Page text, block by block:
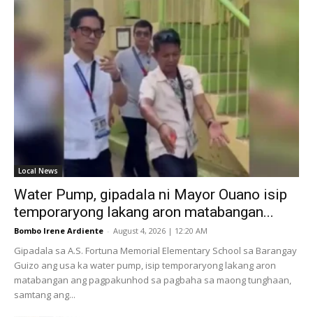
Local News
Water Pump, gipadala ni Mayor Ouano isip
temporaryong lakang aron matabangan...
Bombo Irene Ardiente - August 4, 2026 | 12:20 AM
Gipadala sa A.S. Fortuna Memorial Elementary School sa Barangay
Guizo ang usa ka water pump, isip temporaryong lakang aron
matabangan ang pagpakunhod sa pagbaha sa maong tunghaan,
samtang ang...